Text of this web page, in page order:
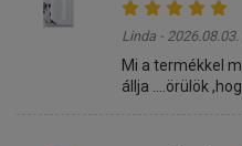
Linda - 2026.08.03.
Mi a termékkel
állja ....örülök